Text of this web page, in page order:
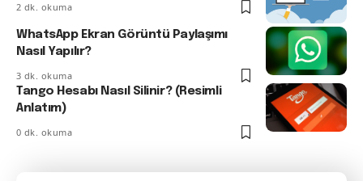
2 dk. okuma
WhatsApp Ekran Görüntü Paylaşımı
Nasıl Yapılır?
3 dk. okuma
Tango Hesabı Nasıl Silinir? (Resimli
Anlatım)
0 dk. okuma